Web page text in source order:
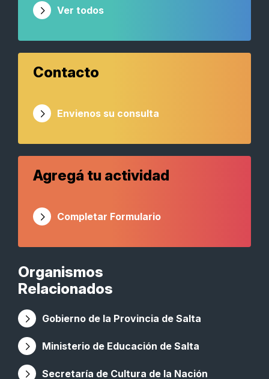
Organismos
Relacionados
Gobierno de la Provincia de Salta
Ministerio de Educación de Salta
Secretaría de Cultura de la Nación
Ver todos
Contacto
Envienos su consulta
Agregá tu actividad
Completar Formulario